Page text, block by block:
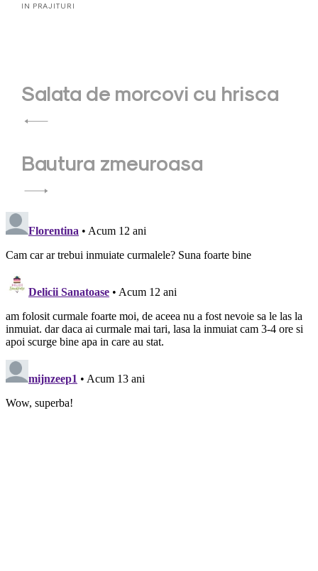
IN PRAJITURI
Post
navigation
Salata de morcovi cu hrisca
Bautura zmeuroasa